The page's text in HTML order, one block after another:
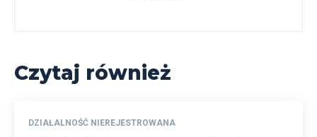
Czytaj również
DZIAŁALNOŚĆ NIEREJESTROWANA